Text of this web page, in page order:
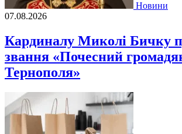
Новини
07.08.2026
Кардиналу Миколі Бичку
звання «Почесний
Тернополя»